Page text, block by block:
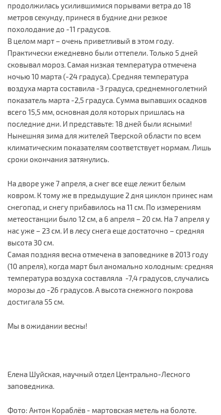
продолжилась усилившимися порывами ветра до 18
метров секунду, принеся в будние дни резкое
похолодание до -11 градусов.
В целом март – очень приветливый в этом году.
Практически ежедневно были оттепели. Только 5 дней
сковывал мороз. Самая низкая температура отмечена
ночью 10 марта (-24 градуса). Средняя температура
воздуха марта составила -3 градуса, среднемноголетний
показатель марта -2,5 градуса. Сумма выпавших осадков
всего 15,5 мм, основная доля которых пришлась на
последние дни. И представьте: 18 дней были ясными!
Нынешняя зима для жителей Тверской области по всем
климатическим показателям соответствует нормам. Лишь
сроки окончания затянулись.
На дворе уже 7 апреля, а снег все еще лежит белым
ковром. К тому же в предыдущие 2 дня циклон принес нам
снегопад, и снегу прибавилось на 11 см. По измерениям
метеостанции было 12 см, а 6 апреля – 20 см. На 7 апреля у
нас уже – 23 см. И в лесу снега еще достаточно – средняя
высота 30 см.
Самая поздняя весна отмечена в заповеднике в 2013 году
(10 апреля), когда март был аномально холодным: средняя
температура воздуха составляла -7,4 градусов, случались
морозы до -26 градусов. А высота снежного покрова
достигала 55 см.
Мы в ожидании весны!
Елена Шуйская, научный отдел Центрально-Лесного
заповедника.
Фото: Антон Кораблёв - мартовская метель на болоте.